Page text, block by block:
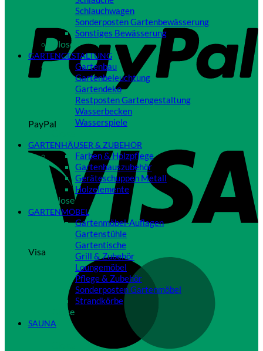
PayPal
Visa
Schlauchwagen
Sonderposten Gartenbewässerung
Sonstiges Bewässerung
Close
GARTENGESTALTUNG
Gartenbau
Gartenbeleuchtung
Gartendeko
Restposten Gartengestaltung
Wasserbecken
Wasserspiele
GARTENHÄUSER & ZUBEHÖR
Farben & Holzpflege
Gartenhauszubehör
Geräteschuppen Metall
Holzelemente
Close
GARTENMÖBEL
Gartenmöbel-Auflagen
Gartenstühle
Gartentische
Grill & Zubehör
Loungemöbel
Pflege & Zubehör
Sonderposten Gartenmöbel
Strandkörbe
Close
SAUNA